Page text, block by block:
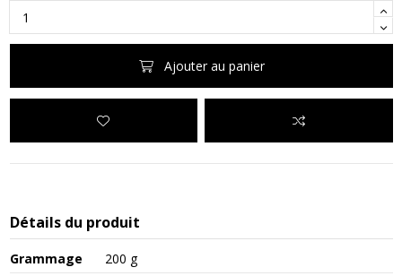
Ajouter au panier
Détails du produit
Grammage
200 g